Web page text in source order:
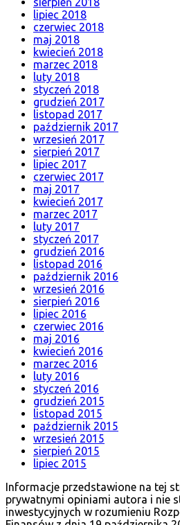
lipiec 2018
czerwiec 2018
maj 2018
kwiecień 2018
marzec 2018
luty 2018
styczeń 2018
grudzień 2017
listopad 2017
październik 2017
wrzesień 2017
sierpień 2017
lipiec 2017
czerwiec 2017
maj 2017
kwiecień 2017
marzec 2017
luty 2017
styczeń 2017
grudzień 2016
listopad 2016
październik 2016
wrzesień 2016
sierpień 2016
lipiec 2016
czerwiec 2016
maj 2016
kwiecień 2016
marzec 2016
luty 2016
styczeń 2016
grudzień 2015
listopad 2015
październik 2015
wrzesień 2015
sierpień 2015
lipiec 2015
Informacje przedstawione na tej
prywatnymi opiniami autora i nie
inwestycyjnych w rozumieniu